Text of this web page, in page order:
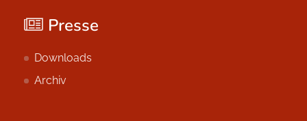
Presse
Downloads
Archiv